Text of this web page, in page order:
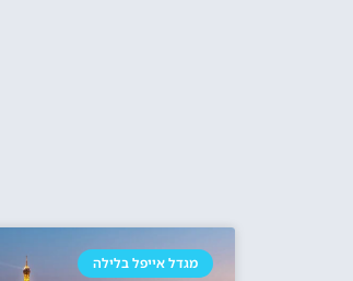
מגדל אייפל בלילה